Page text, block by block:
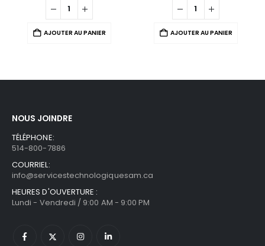
AJOUTER AU PANIER AJOUTER AU PANIER
NOUS JOINDRE
TÉLÉPHONE:
514-800-7886
COURRIEL:
info@servicestechnologiquesam.ca
HEURES D'OUVERTURE :
Lundi - Vendredi / 9:00 AM - 9:00 PM